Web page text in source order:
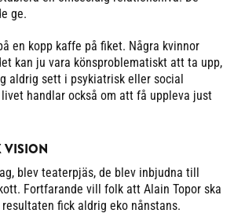
ge.
en kopp kaffe på fiket. Några kvinnor
kan ju vara könsproblematiskt att ta upp,
aldrig sett i psykiatrisk eller social
handlar också om att få uppleva just
VISION
blev teaterpjäs, de blev inbjudna till
Fortfarande vill folk att Alain Topor ska
fick aldrig eko nånstans.